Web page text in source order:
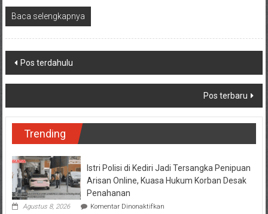
Baca selengkapnya
Navigasi
pos
Pos terdahulu
Pos terbaru
Trending
Istri Polisi di Kediri Jadi Tersangka Penipuan
Arisan Online, Kuasa Hukum Korban Desak
Penahanan
Agustus 8, 2026 Komentar Dinonaktifkanpada